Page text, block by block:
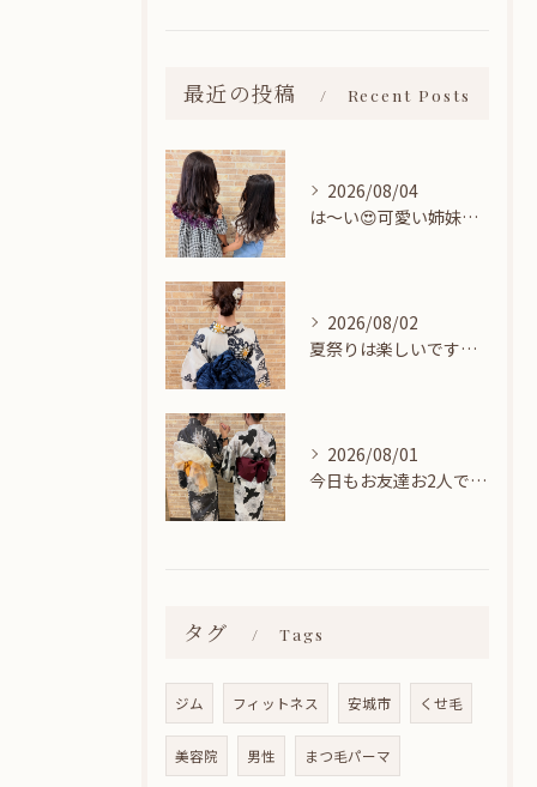
最近の投稿 Recent Posts
2026/08/04
は〜い😍可愛い姉妹ちゃん👭
2026/08/02
夏祭りは楽しいですね👘
2026/08/01
今日もお友達お2人でヘアセットに来てくれました🎀
タグ Tags
ジム フィットネス 安城市 くせ毛
美容院 男性 まつ毛パーマ